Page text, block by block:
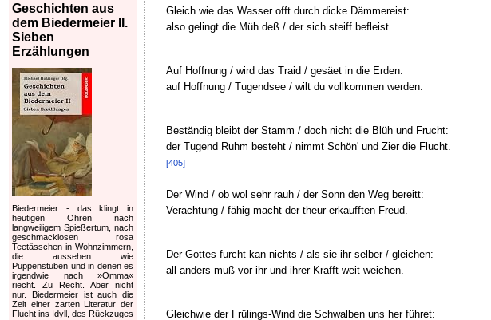
Gleich wie das Wasser offt durch dicke Dämmereist:
also gelingt die Müh deß / der sich steiff befleist.
Auf Hoffnung / wird das Traid / gesäet in die Erden:
auf Hoffnung / Tugendsee / wilt du vollkommen werden.
Beständig bleibt der Stamm / doch nicht die Blüh und Frucht:
der Tugend Ruhm besteht / nimmt Schön' und Zier die Flucht.
[405]
Der Wind / ob wol sehr rauh / der Sonn den Weg bereitt:
Verachtung / fähig macht der theur-erkaufften Freud.
Der Gottes furcht kan nichts / als sie ihr selber / gleichen:
all anders muß vor ihr und ihrer Krafft weit weichen.
Gleichwie der Frülings-Wind die Schwalben uns her führet:
Geschichten aus
dem Biedermeier II.
Sieben
Erzählungen
Biedermeier - das klingt in
heutigen Ohren nach
langweiligem Spießertum, nach
geschmacklosen rosa
Teetässchen in Wohnzimmern,
die aussehen wie
Puppenstuben und in denen es
irgendwie nach »Omma«
riecht. Zu Recht. Aber nicht
nur. Biedermeier ist auch die
Zeit einer zarten Literatur der
Flucht ins Idyll, des Rückzuges